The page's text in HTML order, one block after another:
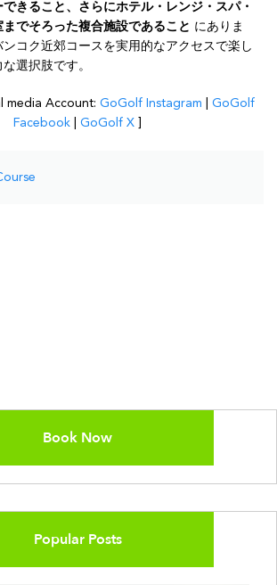
きること、さらにホテル・レンジ・スパ・
でそろった複合施設であること にありま
コク近郊コースを実用的なアクセスで楽し
選択肢です。
media Account: GoGolf Instagram
GoGolf
Facebook
GoGolf X
Book Now
Popular Posts